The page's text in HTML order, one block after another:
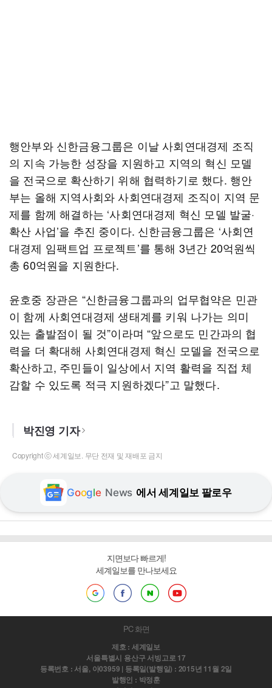
행안부와 신한금융그룹은 이날 사회연대경제 조직
의 지속 가능한 성장을 지원하고 지역의 혁신 모델
을 전국으로 확산하기 위해 협력하기로 했다. 행안
부는 올해 지역사회와 사회연대경제 조직이 지역 문
제를 함께 해결하는 ‘사회연대경제 혁신 모델 발굴·
확산 사업’을 추진 중이다. 신한금융그룹은 ‘사회연
대경제 임팩트업 프로젝트’를 통해 3년간 20억원씩
총 60억원을 지원한다.
윤호중 장관은 “신한금융그룹과의 업무협약은 민관
이 함께 사회연대경제 생태계를 키워 나가는 의미
있는 출발점이 될 것”이라며 “앞으로도 민간과의 협
력을 더 확대해 사회연대경제 혁신 모델을 전국으로
확산하고, 주민들이 일상에서 지역 활력을 직접 체
감할 수 있도록 적극 지원하겠다”고 말했다.
박진영 기자
Copyright ⓒ 세계일보. 무단 전재 및 재배포 금지
Google News 에서 세계일보 팔로우
지면보다 빠르게!
세계일보를 만나보세요
PC 화면
제호 : 세계일보
서울특별시 용산구 서빙고로 17
등록번호 : 서울, 아03959 | 등록일(발행일) : 2015년 11월 2일
발행인 : 박정훈